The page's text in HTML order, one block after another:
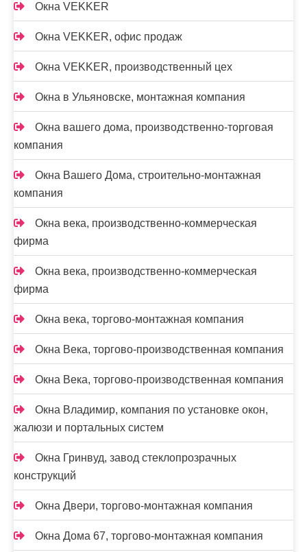
Окна VEKKER
Окна VEKKER, офис продаж
Окна VEKKER, производственный цех
Окна в Ульяновске, монтажная компания
Окна вашего дома, производственно-торговая
компания
Окна Вашего Дома, строительно-монтажная
компания
Окна века, производственно-коммерческая
фирма
Окна века, производственно-коммерческая
фирма
Окна века, торгово-монтажная компания
Окна Века, торгово-производственная компания
Окна Века, торгово-производственная компания
Окна Владимир, компания по установке окон,
жалюзи и портальных систем
Окна Гринвуд, завод стеклопрозрачных
конструкций
Окна Двери, торгово-монтажная компания
Окна Дома 67, торгово-монтажная компания